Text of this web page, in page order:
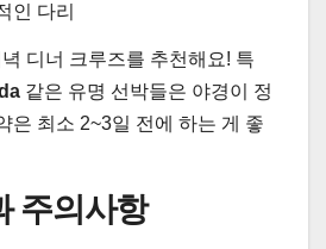
인 다리
디너 크루즈를 추천해요! 특
같은 유명 선박들은 야경이 정
은 최소 2~3일 전에 하는 게 좋
주의사항